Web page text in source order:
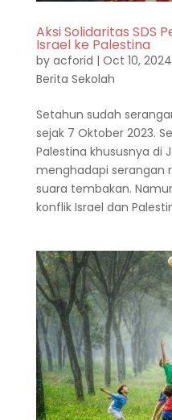
Aksi Solidaritas SDS
Israel ke Palestina
by acforid | Oct 10, 2024
Berita Sekolah
Setahun sudah
sejak 7 Oktober 2023.
Palestina khususnya di
menghadapi serangan
suara tembakan.
konflik Israel dan